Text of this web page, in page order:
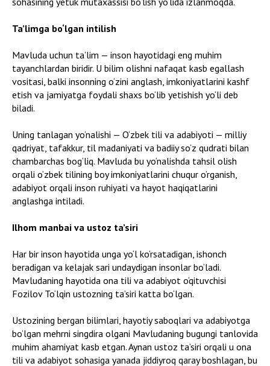
Ta’limga bo‘lgan intilish
Mavluda uchun ta’lim — inson hayotidagi eng muhim
tayanchlardan biridir. U bilim olishni nafaqat kasb egallash
vositasi, balki insonning o‘zini anglash, imkoniyatlarini kashf
etish va jamiyatga foydali shaxs bo‘lib yetishish yo‘li deb
biladi.
Uning tanlagan yo‘nalishi — O‘zbek tili va adabiyoti — milliy
qadriyat, tafakkur, til madaniyati va badiiy so‘z qudrati bilan
chambarchas bog‘liq. Mavluda bu yo‘nalishda tahsil olish
orqali o‘zbek tilining boy imkoniyatlarini chuqur o‘rganish,
adabiyot orqali inson ruhiyati va hayot haqiqatlarini
anglashga intiladi.
Ilhom manbai va ustoz ta’siri
Har bir inson hayotida unga yo‘l ko‘rsatadigan, ishonch
beradigan va kelajak sari undaydigan insonlar bo‘ladi.
Mavludaning hayotida ona tili va adabiyot o‘qituvchisi
Fozilov To‘lqin ustozning ta’siri katta bo‘lgan.
Ustozining bergan bilimlari, hayotiy saboqlari va adabiyotga
bo‘lgan mehrni singdira olgani Mavludaning bugungi tanlovida
muhim ahamiyat kasb etgan. Aynan ustoz ta’siri orqali u ona
tili va adabiyot sohasiga yanada jiddiyroq qaray boshlagan, bu